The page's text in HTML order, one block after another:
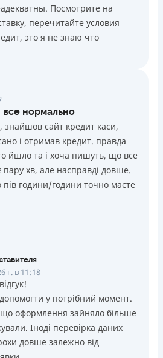
Посмотрите на
перечитайте условия
это я не знаю что
нормально
знайшов сайт кредит каси,
і отримав кредит. правда
йшло та і хоча пишуть, що все
хв, але насправді довше.
години/години точно маєте
г. в 11:18
у потрібний момент.
оформлення зайняло більше
Іноді перевірка даних
довше залежно від